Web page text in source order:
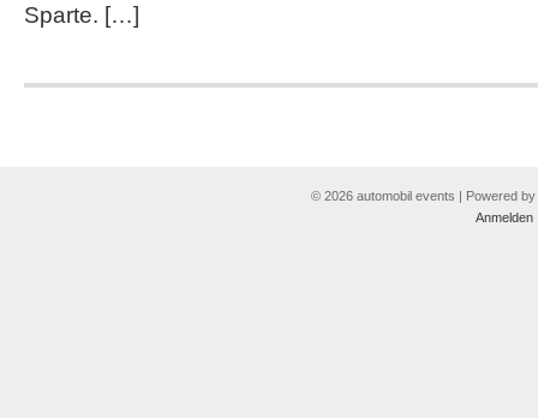
Sparte. […]
© 2026 automobil events | Powered by
Anmelden|